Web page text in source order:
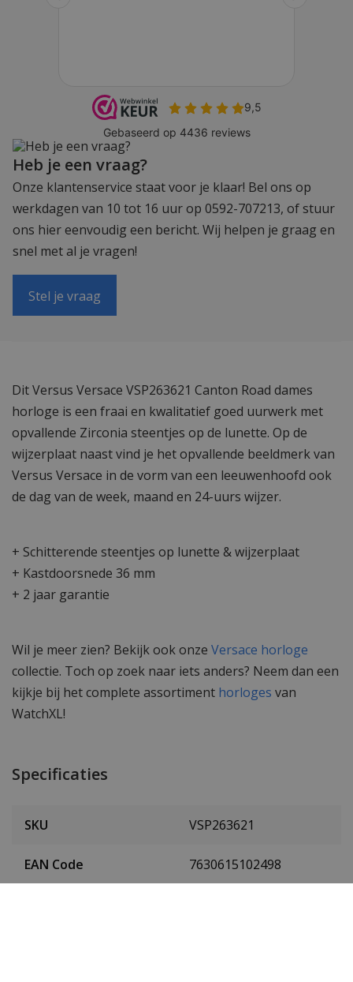
Heb je een vraag?
Onze klantenservice staat voor je klaar! Bel ons op
werkdagen van 10 tot 16 uur op 0592-707213, of stuur
ons hier eenvoudig een bericht. Wij helpen je graag en
snel met al je vragen!
Stel je vraag
Dit Versus Versace VSP263621 Canton Road dames
horloge is een fraai en kwalitatief goed uurwerk met
opvallende Zirconia steentjes op de lunette. Op de
wijzerplaat naast vind je het opvallende beeldmerk van
Versus Versace in de vorm van een leeuwenhoofd ook
de dag van de week, maand en 24-uurs wijzer.
+ Schitterende steentjes op lunette & wijzerplaat
+ Kastdoorsnede 36 mm
+ 2 jaar garantie
Wil je meer zien? Bekijk ook onze Versace horloge
collectie. Toch op zoek naar iets anders? Neem dan een
kijkje bij het complete assortiment horloges van
WatchXL!
Specificaties
SKU VSP263621
EAN Code 7630615102498